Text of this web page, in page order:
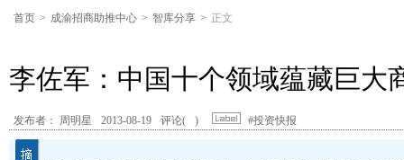
首页 > 成渝招商助推中心 > 智库分享 > 正文
李佐军：中国十个领域蕴藏巨大
发布者： 周明星 2013-08-19 评论( ) #投资快报